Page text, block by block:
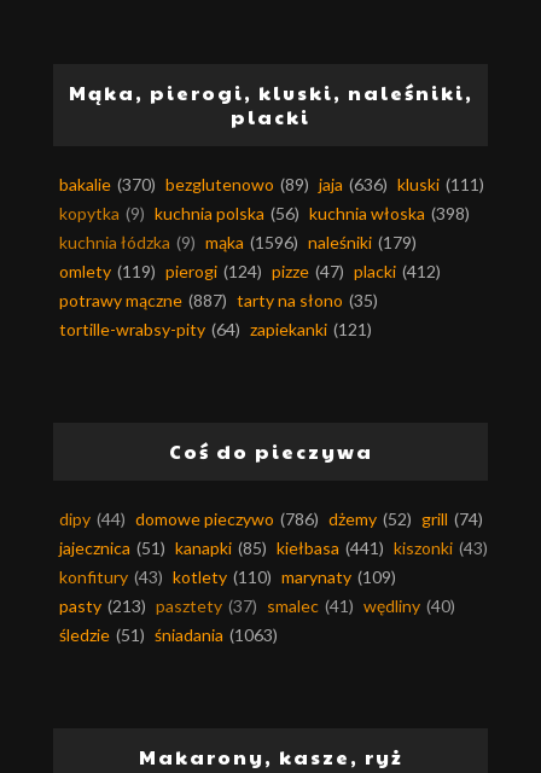
Mąka, pierogi, kluski, naleśniki,
placki
bakalie (370) bezglutenowo (89) jaja (636) kluski (111)
kopytka (9) kuchnia polska (56) kuchnia włoska (398)
kuchnia łódzka (9) mąka (1596) naleśniki (179)
omlety (119) pierogi (124) pizze (47) placki (412)
potrawy mączne (887) tarty na słono (35)
tortille-wrabsy-pity (64) zapiekanki (121)
Coś do pieczywa
dipy (44) domowe pieczywo (786) dżemy (52) grill (74)
jajecznica (51) kanapki (85) kiełbasa (441) kiszonki (43)
konfitury (43) kotlety (110) marynaty (109)
pasty (213) pasztety (37) smalec (41) wędliny (40)
śledzie (51) śniadania (1063)
Makarony, kasze, ryż